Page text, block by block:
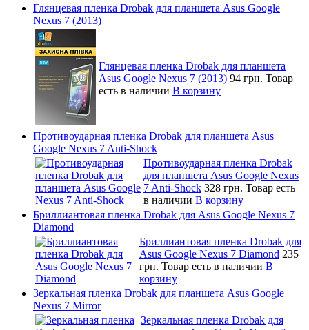
Глянцевая пленка Drobak для планшета Asus Google
Nexus 7 (2013)
Глянцевая пленка Drobak для планшета
Asus Google Nexus 7 (2013) 94 грн. Товар
есть в наличии В корзину
Противоударная пленка Drobak для планшета Asus
Google Nexus 7 Anti-Shock
Противоударная пленка Drobak
для планшета Asus Google Nexus
7 Anti-Shock 328 грн. Товар есть
в наличии В корзину
Бриллиантовая пленка Drobak для Asus Google Nexus 7
Diamond
Бриллиантовая пленка Drobak для
Asus Google Nexus 7 Diamond 235
грн. Товар есть в наличии В
корзину
Зеркальная пленка Drobak для планшета Asus Google
Nexus 7 Mirror
Зеркальная пленка Drobak для